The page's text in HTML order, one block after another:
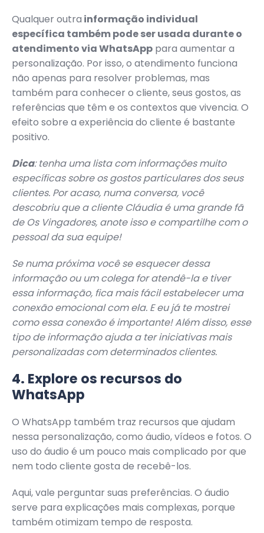
Qualquer outra informação individual
específica também pode ser usada durante o
atendimento via WhatsApp para aumentar a
personalização. Por isso, o atendimento funciona
não apenas para resolver problemas, mas
também para conhecer o cliente, seus gostos, as
referências que têm e os contextos que vivencia. O
efeito sobre a experiência do cliente é bastante
positivo.
Dica: tenha uma lista com informações muito
específicas sobre os gostos particulares dos seus
clientes. Por acaso, numa conversa, você
descobriu que a cliente Cláudia é uma grande fã
de Os Vingadores, anote isso e compartilhe com o
pessoal da sua equipe!
Se numa próxima você se esquecer dessa
informação ou um colega for atendê-la e tiver
essa informação, fica mais fácil estabelecer uma
conexão emocional com ela. E eu já te mostrei
como essa conexão é importante! Além disso, esse
tipo de informação ajuda a ter iniciativas mais
personalizadas com determinados clientes.
4. Explore os recursos do
WhatsApp
O WhatsApp também traz recursos que ajudam
nessa personalização, como áudio, vídeos e fotos. O
uso do áudio é um pouco mais complicado por que
nem todo cliente gosta de recebê-los.
Aqui, vale perguntar suas preferências. O áudio
serve para explicações mais complexas, porque
também otimizam tempo de resposta.